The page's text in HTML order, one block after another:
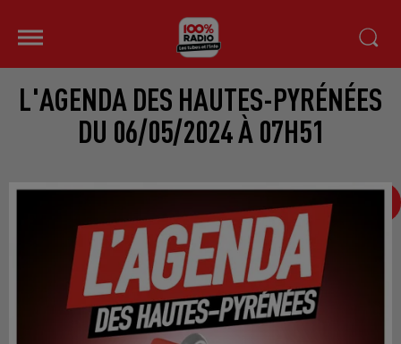
L'AGENDA DES HAUTES-PYRÉNÉES
DU 06/05/2024 À 07H51